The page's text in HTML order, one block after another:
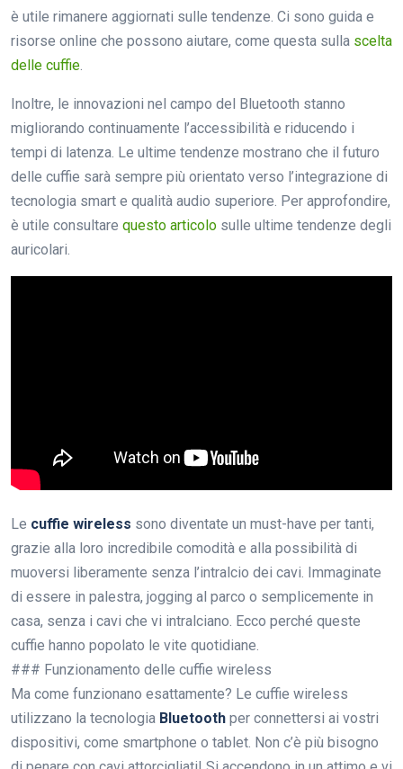
è utile rimanere aggiornati sulle tendenze. Ci sono guida e
risorse online che possono aiutare, come questa sulla scelta
delle cuffie.
Inoltre, le innovazioni nel campo del Bluetooth stanno
migliorando continuamente l’accessibilità e riducendo i
tempi di latenza. Le ultime tendenze mostrano che il futuro
delle cuffie sarà sempre più orientato verso l’integrazione di
tecnologia smart e qualità audio superiore. Per approfondire,
è utile consultare questo articolo sulle ultime tendenze degli
auricolari.
Le cuffie wireless sono diventate un must-have per tanti,
grazie alla loro incredibile comodità e alla possibilità di
muoversi liberamente senza l’intralcio dei cavi. Immaginate
di essere in palestra, jogging al parco o semplicemente in
casa, senza i cavi che vi intralciano. Ecco perché queste
cuffie hanno popolato le vite quotidiane.
### Funzionamento delle cuffie wireless
Ma come funzionano esattamente? Le cuffie wireless
utilizzano la tecnologia Bluetooth per connettersi ai vostri
dispositivi, come smartphone o tablet. Non c’è più bisogno